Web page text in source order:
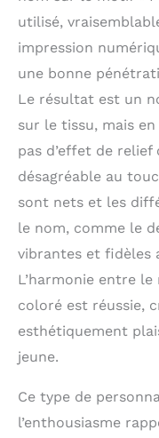
utilisé,
impression
une bonne
Le résultat est un
sur le tissu, mais
pas d’effet de
désagréable au
sont nets et les
le nom, comme le
vibrantes et fidèles
L’harmonie entre
coloré est réussie,
esthétiquement
jeune.
Ce type de
l’enthousiasme